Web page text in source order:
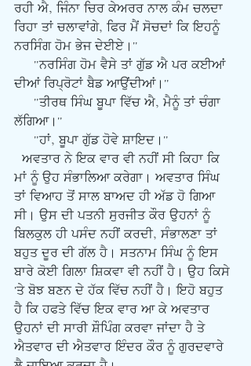
ਰਹੀ ਐ, ਜਿੰਨਾ ਚਿਰ ਕੇਅਰਰ ਨਾਲ ਕੰਮ ਚਲਦਾ
ਰਿਹਾ ਤਾਂ ਚਲਾਵਾਂਗੇ, ਫਿਰ ਮੈਂ ਸੋਚਦਾਂ ਕਿ ਇਹਨੂੰ
ਨਰਸਿੰਗ ਹੋਮ ਭੇਜ ਦੇਈਏ।"
ਦੀਆਂ ਰਿਪ੍ਰੋਟਾਂ ਬੈਡ ਆਉਂਦੀਆਂ।"
ਲੱਗਿਆ।"
     "ਹਾਂ, ਬੂਪਾ ਗੁੱਡ ਹੋਵੇ ਸ਼ਾਇਦ।"
ਮਾਂ ਨੂੰ ਉਹ ਸੰਭਾਲਿਆ ਕਰੇਗਾ। ਅਵਤਾਰ ਸਿੰਘ
ਤਾਂ ਵਿਆਹ ਤੋਂ ਸਾਲ ਬਾਅਦ ਹੀ ਅੱਡ ਹੋ ਗਿਆ
ਸੀ। ਉਸ ਦੀ ਪਤਨੀ ਸੁਰਜੀਤ ਕੌਰ ਉਹਨਾਂ ਨੂੰ
ਬਿਲਕੁਲ ਹੀ ਪਸੰਦ ਨਹੀਂ ਕਰਦੀ, ਸੰਭਾਲਣਾ ਤਾਂ
ਬਹੁਤ ਦੂਰ ਦੀ ਗੱਲ ਹੈ। ਸਤਨਾਮ ਸਿੰਘ ਨੂੰ ਇਸ
ਬਾਰੇ ਕੋਈ ਗਿਲਾ ਸ਼ਿਕਵਾ ਵੀ ਨਹੀਂ ਹੈ। ਉਹ ਕਿਸੇ
'ਤੇ ਬੋਝ ਬਣਨ ਦੇ ਹੱਕ ਵਿੱਚ ਨਹੀਂ ਹੈ। ਇਹੋ ਬਹੁਤ
ਹੈ ਕਿ ਹਫਤੇ ਵਿੱਚ ਇਕ ਵਾਰ ਆ ਕੇ ਅਵਤਾਰ
ਉਹਨਾਂ ਦੀ ਸਾਰੀ ਸ਼ੌਪਿੰਗ ਕਰਵਾ ਜਾਂਦਾ ਹੈ ਤੇ
ਐਤਵਾਰ ਦੀ ਐਤਵਾਰ ਇੰਦਰ ਕੌਰ ਨੂੰ ਗੁਰਦਵਾਰੇ